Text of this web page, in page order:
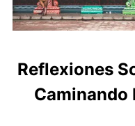
Reflexiones
Caminando